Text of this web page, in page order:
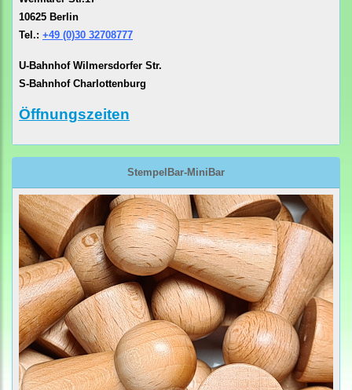
10625 Berlin
Tel.: +49 (0)30 32708777
U-Bahnhof Wilmersdorfer Str.
S-Bahnhof Charlottenburg
Öffnungszeiten
StempelBar-MiniBar